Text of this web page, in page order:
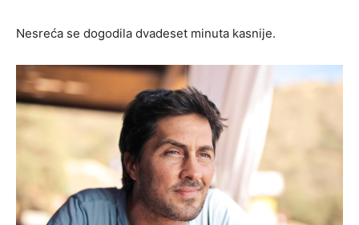
Nesreća se dogodila dvadeset minuta kasnije.